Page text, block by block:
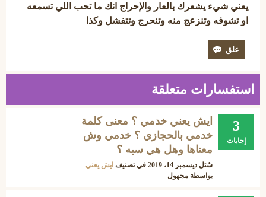
يعني شيء يشعرك بالعار والإحراج انك ما تحب اللي تسمعه
او تشوفه وتنزعج منه وتنحرج وتتفشل وكذا
استفسارات متعلقة
3
إجابات
ايش يعني خدمي ؟ معنى كلمة
خدمي بالحجازي ؟ خدمي وش
معناها وهل هي سبه ؟
سُئل ديسمبر 14، 2019 في تصنيف ايش يعني
بواسطة مجهول